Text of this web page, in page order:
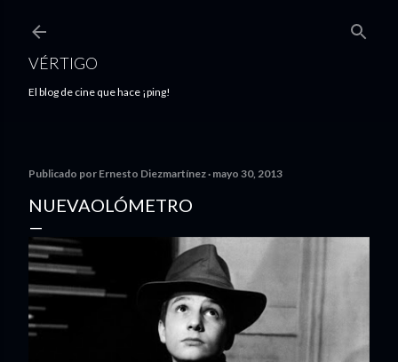
VÉRTIGO
El blog de cine que hace ¡ping!
Publicado por Ernesto Diezmartínez mayo 30, 2013
NUEVAOLÓMETRO